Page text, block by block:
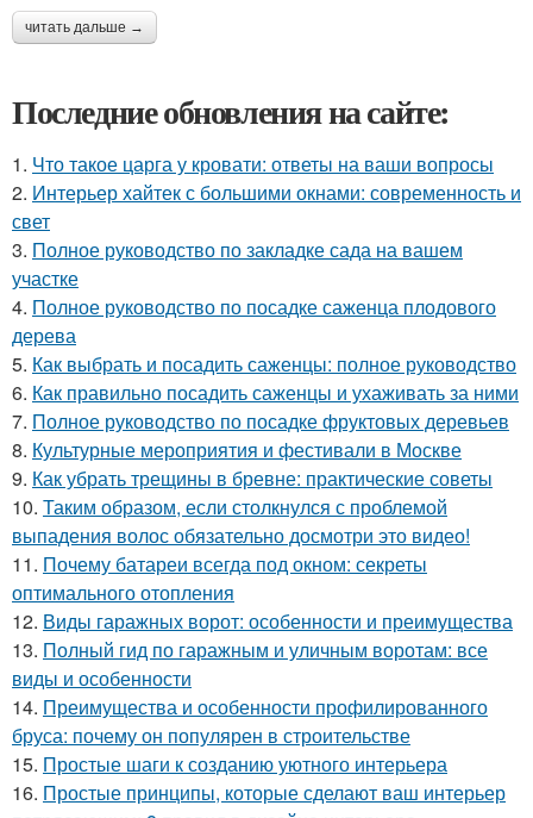
читать дальше →
Последние обновления на сайте:
1. Что такое царга у кровати: ответы на ваши вопросы
2. Интерьер хайтек с большими окнами: современность и
свет
3. Полное руководство по закладке сада на вашем
участке
4. Полное руководство по посадке саженца плодового
дерева
5. Как выбрать и посадить саженцы: полное руководство
6. Как правильно посадить саженцы и ухаживать за ними
7. Полное руководство по посадке фруктовых деревьев
8. Культурные мероприятия и фестивали в Москве
9. Как убрать трещины в бревне: практические советы
10. Таким образом, если столкнулся с проблемой
выпадения волос обязательно досмотри это видео!
11. Почему батареи всегда под окном: секреты
оптимального отопления
12. Виды гаражных ворот: особенности и преимущества
13. Полный гид по гаражным и уличным воротам: все
виды и особенности
14. Преимущества и особенности профилированного
бруса: почему он популярен в строительстве
15. Простые шаги к созданию уютного интерьера
16. Простые принципы, которые сделают ваш интерьер